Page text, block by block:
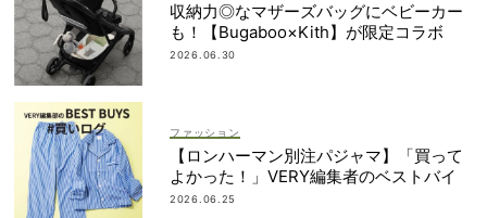
収納力◎なマザーズバッグにベビーカー
も！【Bugaboo×Kith】が限定コラボ
2026.06.30
ファッション
【ロンハーマン別注パジャマ】「買って
よかった！」VERY編集者のベストバイ
2026.06.25